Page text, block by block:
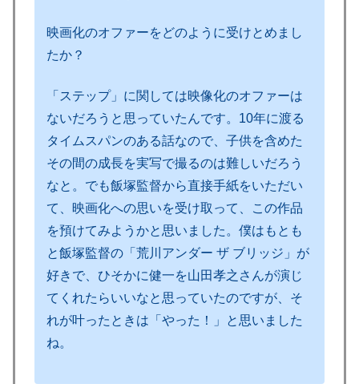
映画化のオファーをどのように受けとめまし
たか？
「ステップ」に関しては映像化のオファーは
ないだろうと思っていたんです。10年に渡る
タイムスパンのある話なので、子供を含めた
その間の成長を実写で撮るのは難しいだろう
なと。でも飯塚監督から直接手紙をいただい
て、映画化への思いを受け取って、この作品
を預けてみようかと思いました。僕はもとも
と飯塚監督の「荒川アンダー ザ ブリッジ」が
好きで、ひそかに健一を山田孝之さんが演じ
てくれたらいいなと思っていたのですが、そ
れが叶ったときは「やった！」と思いました
ね。